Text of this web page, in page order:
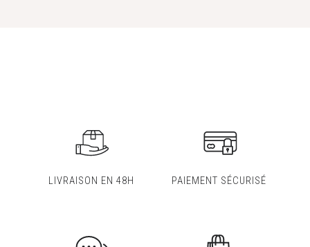
LIVRAISON EN 48H PAIEMENT SÉCURISÉ